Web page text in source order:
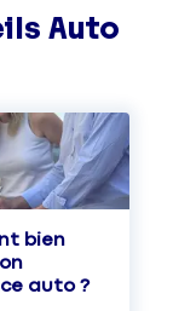
Auto
bien
auto ?